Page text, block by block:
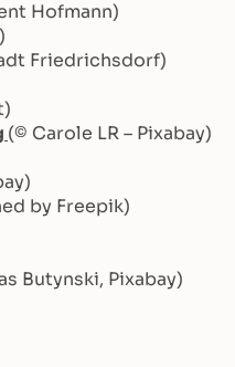
Hofmann)
Friedrichsdorf)
(© Carole LR – Pixabay)
by Freepik)
Butynski, Pixabay)